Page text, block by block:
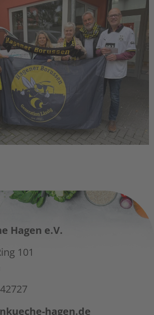
Hagen e.V.
101
hagen.de